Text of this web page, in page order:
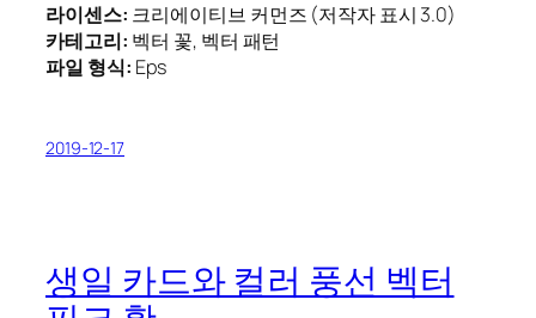
라이센스: 크리에이티브 커먼즈 (저작자 표시 3.0)
카테고리: 벡터 꽃, 벡터 패턴
파일 형식: Eps
2019-12-17
생일 카드와 컬러 풍선 벡터